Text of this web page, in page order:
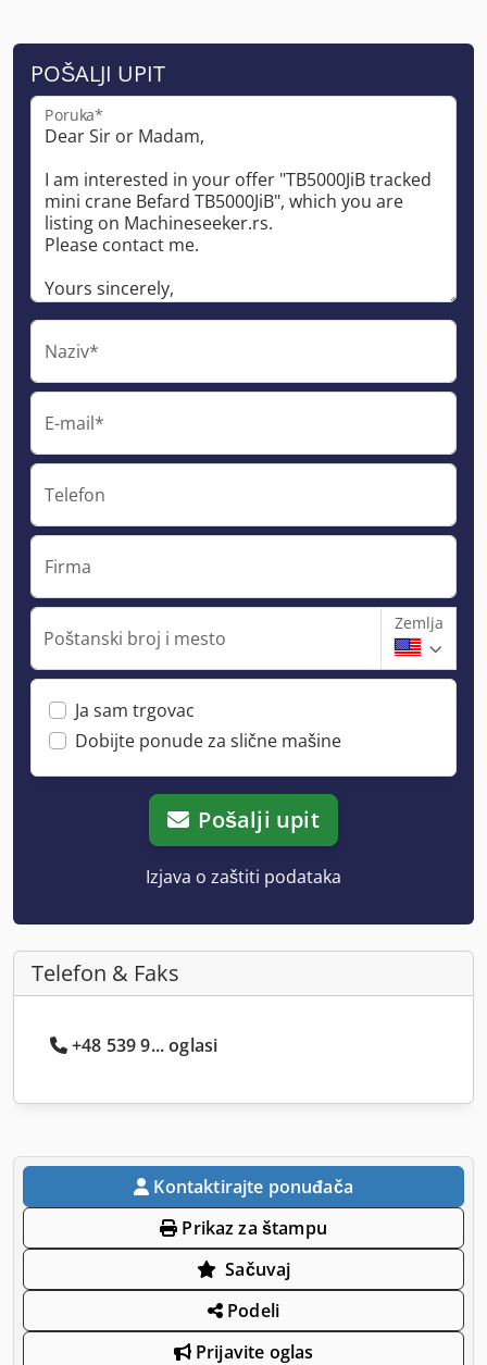
POŠALJI UPIT
Poruka*
Naziv*
E-mail*
Telefon
Firma
Poštanski broj i mesto
Zemlja
Ja sam trgovac
Dobijte ponude za slične mašine
Pošalji upit
Izjava o zaštiti podataka
Telefon & Faks
+48 539 9... oglasi
Kontaktirajte ponuđača
Prikaz za štampu
Sačuvaj
Podeli
Prijavite oglas